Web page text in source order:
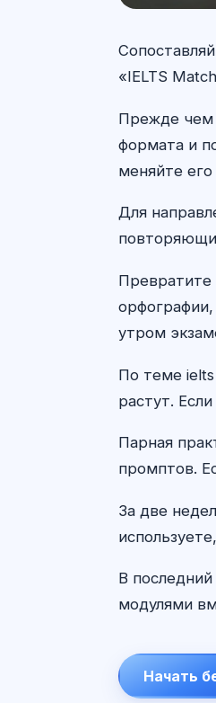
«IELTS
Прежде чем
формата и
меняйте
Для
Превратите
утром
По теме
растут.
Парная
промптов.
За две
В
модулями
Начать